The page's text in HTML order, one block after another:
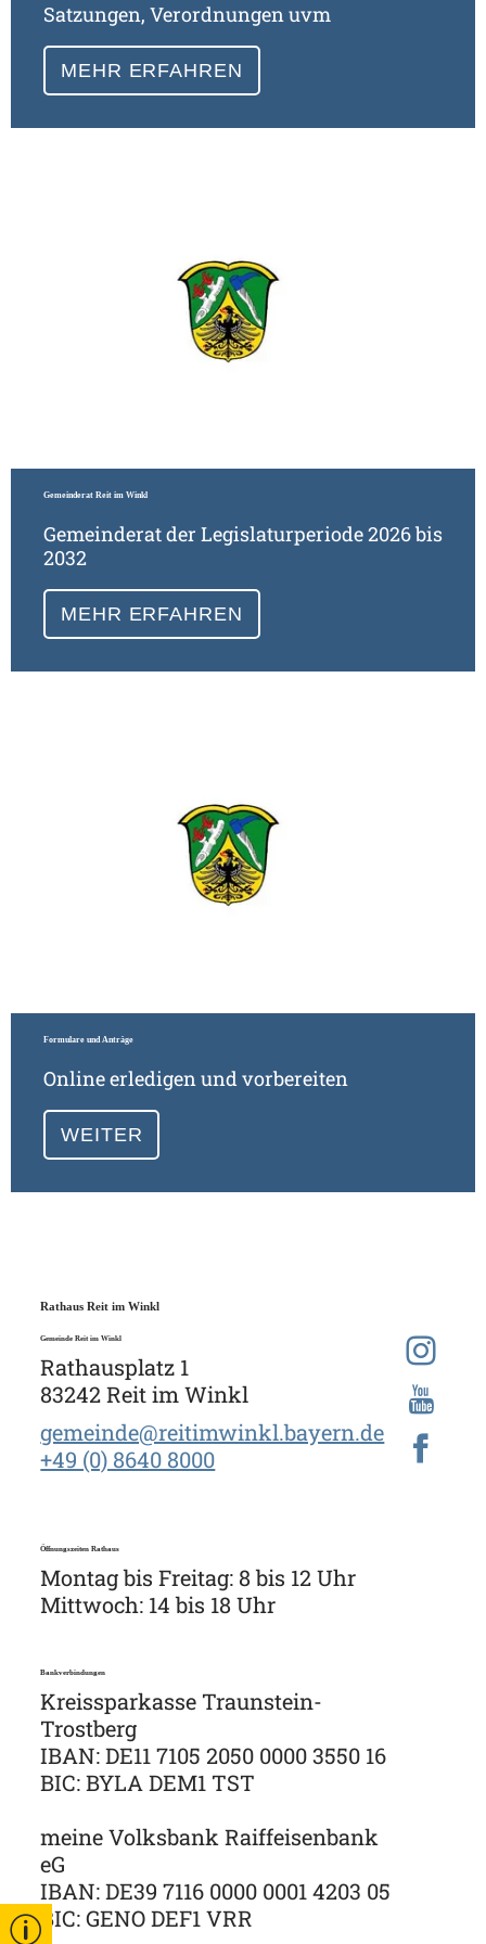
Satzungen, Verordnungen uvm
MEHR ERFAHREN
Gemeinderat Reit im Winkl
Gemeinderat der Legislaturperiode 2026 bis
2032
MEHR ERFAHREN
Formulare und Anträge
Online erledigen und vorbereiten
WEITER
Rathaus Reit im Winkl
Gemeinde Reit im Winkl
Rathausplatz 1
83242 Reit im Winkl
gemeinde@reitimwinkl.bayern.de
+49 (0) 8640 8000
Öffnungszeiten Rathaus
Montag bis Freitag: 8 bis 12 Uhr
Mittwoch: 14 bis 18 Uhr
Bankverbindungen
Kreissparkasse Traunstein-
Trostberg
IBAN: DE11 7105 2050 0000 3550 16
BIC: BYLA DEM1 TST
meine Volksbank Raiffeisenbank
eG
IBAN: DE39 7116 0000 0001 4203 05
BIC: GENO DEF1 VRR